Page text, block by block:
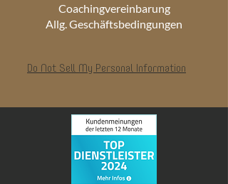
Coachingvereinbarung
Allg. Geschäftsbedingungen
Do Not Sell My Personal Information